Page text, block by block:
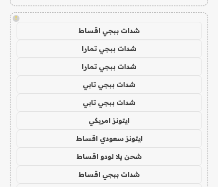
!
شدات ببجي اقساط
شدات ببجي تمارا
شدات ببجي تمارا
شدات ببجي تابي
شدات ببجي تابي
ايتونز امريكي
ايتونز سعودي اقساط
شحن يلا لودو اقساط
شدات ببجي اقساط